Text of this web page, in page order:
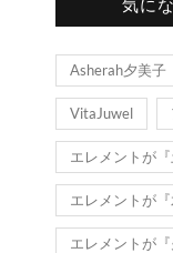
気に
Asherah夕美子
VitaJuwel
エレメントが
エレメントが
エレメントが